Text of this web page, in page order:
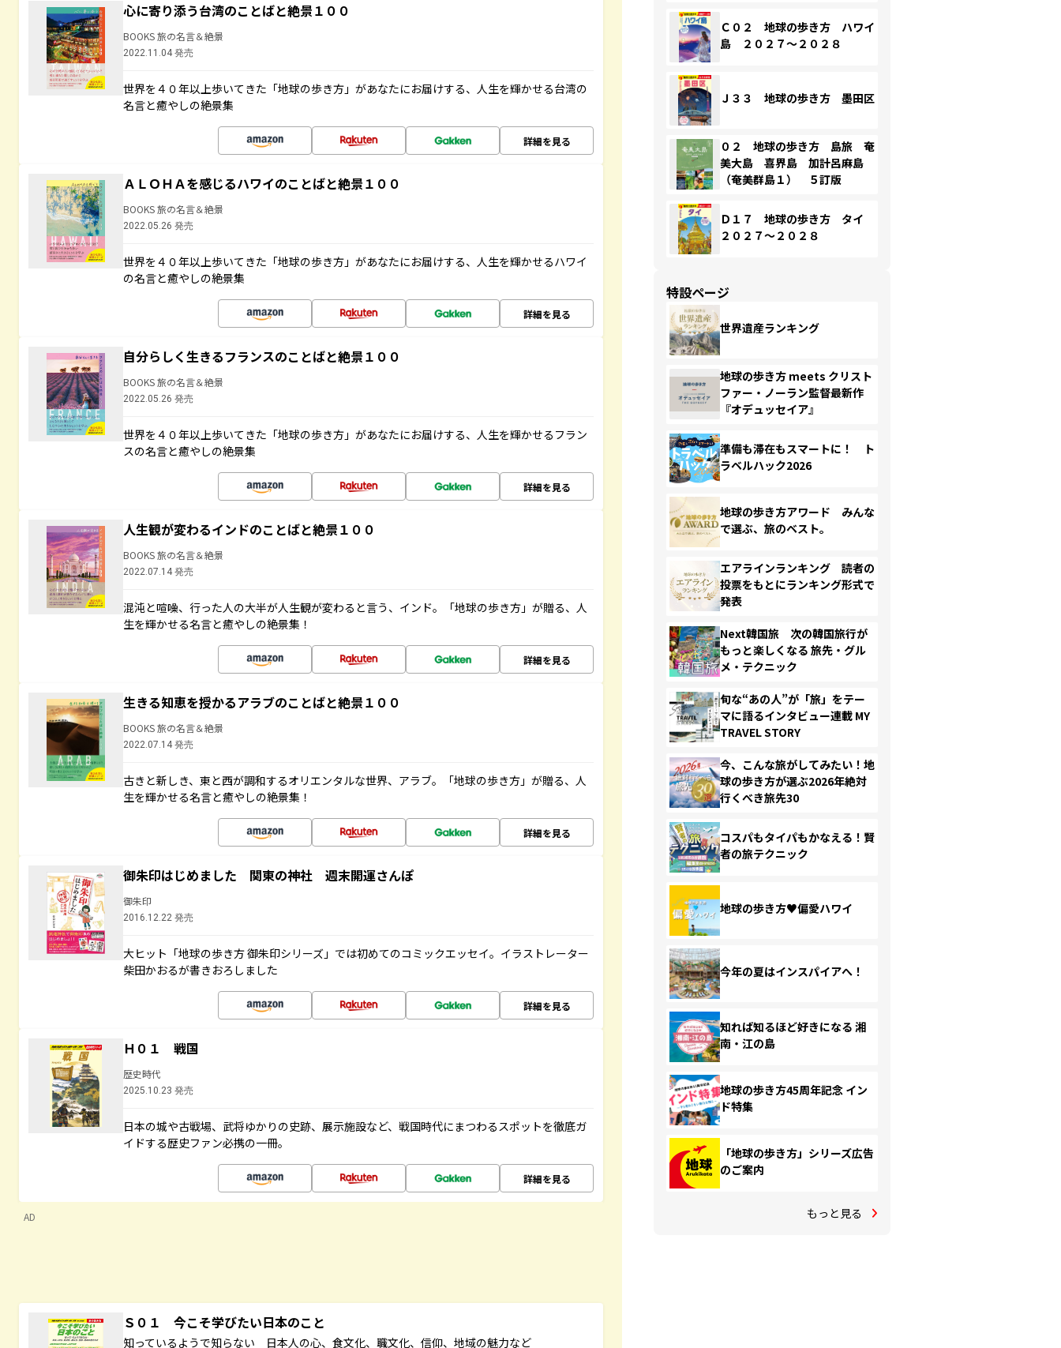
心に寄り添う台湾のことばと絶景１００
BOOKS 旅の名言＆絶景
2022.11.04 発売
世界を４０年以上歩いてきた「地球の歩き方」があなたにお届けする、人生を輝かせる台湾の
名言と癒やしの絶景集
詳細を見る
ＡＬＯＨＡを感じるハワイのことばと絶景１００
BOOKS 旅の名言＆絶景
2022.05.26 発売
世界を４０年以上歩いてきた「地球の歩き方」があなたにお届けする、人生を輝かせるハワイ
の名言と癒やしの絶景集
詳細を見る
自分らしく生きるフランスのことばと絶景１００
BOOKS 旅の名言＆絶景
2022.05.26 発売
世界を４０年以上歩いてきた「地球の歩き方」があなたにお届けする、人生を輝かせるフラン
スの名言と癒やしの絶景集
詳細を見る
人生観が変わるインドのことばと絶景１００
BOOKS 旅の名言＆絶景
2022.07.14 発売
混沌と喧噪、行った人の大半が人生観が変わると言う、インド。「地球の歩き方」が贈る、人
生を輝かせる名言と癒やしの絶景集！
詳細を見る
生きる知恵を授かるアラブのことばと絶景１００
BOOKS 旅の名言＆絶景
2022.07.14 発売
古きと新しき、東と西が調和するオリエンタルな世界、アラブ。「地球の歩き方」が贈る、人
生を輝かせる名言と癒やしの絶景集！
詳細を見る
御朱印はじめました 関東の神社 週末開運さんぽ
御朱印
2016.12.22 発売
大ヒット「地球の歩き方 御朱印シリーズ」では初めてのコミックエッセイ。イラストレーター
柴田かおるが書きおろしました
詳細を見る
Ｈ０１ 戦国
歴史時代
2025.10.23 発売
日本の城や古戦場、武将ゆかりの史跡、展示施設など、戦国時代にまつわるスポットを徹底ガ
イドする歴史ファン必携の一冊。
詳細を見る
AD
Ｓ０１ 今こそ学びたい日本のこと
知っているようで知らない 日本人の心、食文化、職文化、信仰、地域の魅力など
Ｃ０２ 地球の歩き方 ハワイ
島 ２０２７～２０２８
Ｊ３３ 地球の歩き方 墨田区
０２ 地球の歩き方 島旅 奄
美大島 喜界島 加計呂麻島
（奄美群島１） ５訂版
Ｄ１７ 地球の歩き方 タイ
２０２７～２０２８
特設ページ
世界遺産ランキング
地球の歩き方 meets クリスト
ファー・ノーラン監督最新作
『オデュッセイア』
準備も滞在もスマートに！ ト
ラベルハック2026
地球の歩き方アワード みんな
で選ぶ、旅のベスト。
エアラインランキング 読者の
投票をもとにランキング形式で
発表
Next韓国旅 次の韓国旅行が
もっと楽しくなる 旅先・グル
メ・テクニック
旬な“あの人”が「旅」をテー
マに語るインタビュー連載 MY
TRAVEL STORY
今、こんな旅がしてみたい！地
球の歩き方が選ぶ2026年絶対
行くべき旅先30
コスパもタイパもかなえる！賢
者の旅テクニック
地球の歩き方♥偏愛ハワイ
今年の夏はインスパイアへ！
知れば知るほど好きになる 湘
南・江の島
地球の歩き方45周年記念 イン
ド特集
「地球の歩き方」シリーズ広告
のご案内
もっと見る